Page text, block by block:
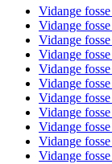
Vidange
Vidange
Vidange
Vidange
Vidange
Vidange
Vidange
Vidange
Vidange
Vidange
Vidange